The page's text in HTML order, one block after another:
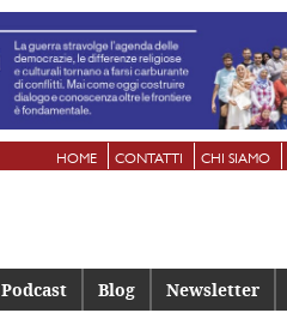
HOME CONTATTI CHI SIAMO
Podcast Blog Newsletter